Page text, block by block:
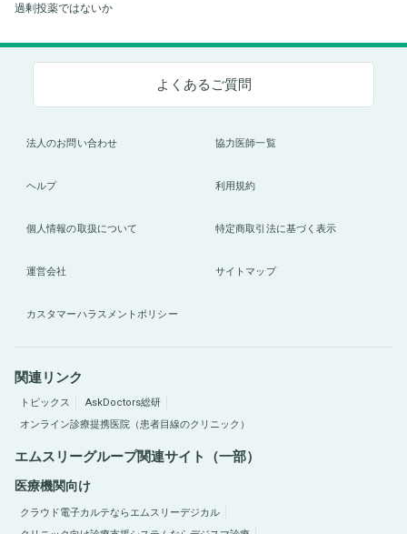
過剰投薬ではないか
よくあるご質問
法人のお問い合わせ 協力医師一覧
ヘルプ 利用規約
個人情報の取扱について 特定商取引法に基づく表示
運営会社 サイトマップ
カスタマーハラスメントポリシー
関連リンク
トピックス
AskDoctors総研
オンライン診療提携医院（患者目線のクリニック）
エムスリーグループ関連サイト（一部）
医療機関向け
クラウド電子カルテならエムスリーデジカル